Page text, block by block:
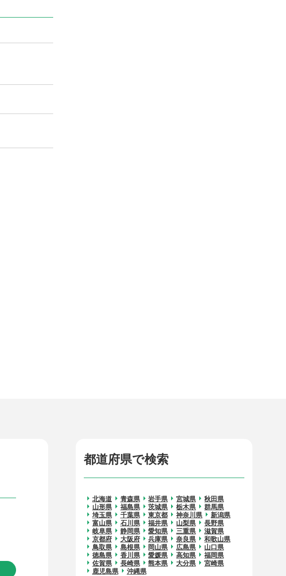
都道府県で検索
北海道 青森県 岩手県 宮城県
秋田県
山形県
福島県 茨城県 栃木県
群馬県
埼玉県
千葉県 東京都 神奈川県
新潟県
富山県
石川県 福井県 山梨県
長野県
岐阜県
静岡県 愛知県 三重県
滋賀県
京都府
大阪府 兵庫県 奈良県
和歌山県
鳥取県
島根県 岡山県 広島県
山口県
徳島県
香川県 愛媛県 高知県
福岡県
佐賀県
長崎県 熊本県 大分県
宮崎県
鹿児島県
沖縄県